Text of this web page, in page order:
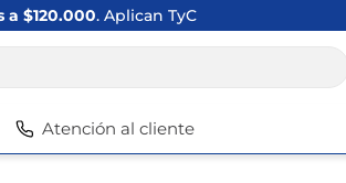
a $120.000. Aplican TyC
Atención al cliente